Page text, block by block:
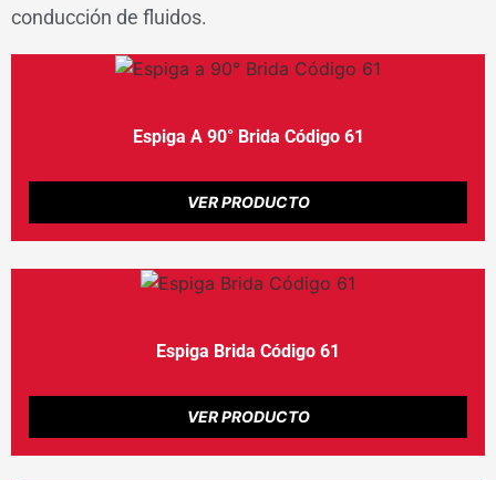
conducción de fluidos.
Espiga A 90° Brida Código 61
VER PRODUCTO
Espiga Brida Código 61
VER PRODUCTO